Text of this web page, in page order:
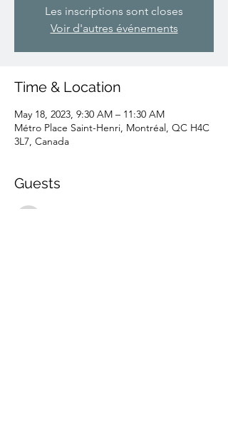
Les inscriptions sont closes
Voir d'autres événements
Time & Location
May 18, 2023, 9:30 AM – 11:30 AM
Métro Place Saint-Henri, Montréal, QC H4C
3L7, Canada
Guests